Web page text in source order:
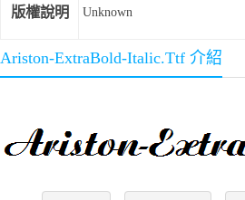
版權說明 Unknown
Ariston-ExtraBold-Italic.Ttf 介紹